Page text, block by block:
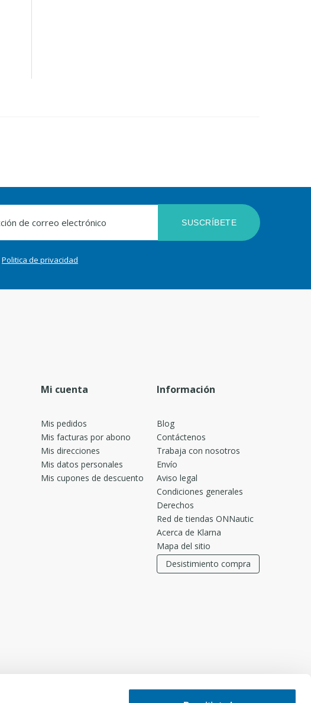
SUSCRÍBETE
Politica de privacidad
Mi cuenta
Mis pedidos
Mis facturas por abono
Mis direcciones
Mis datos personales
Mis cupones de descuento
Información
Blog
Contáctenos
Trabaja con nosotros
Envío
Aviso legal
Condiciones generales
Derechos
Red de tiendas ONNautic
Acerca de Klarna
Mapa del sitio
Desistimiento compra